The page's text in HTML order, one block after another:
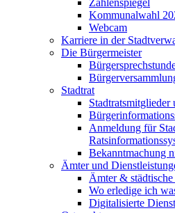
Zahlenspiegel
Kommunalwahl
Webcam
Karriere in der
Die Bürgermeister
Stadtrat
Anmeldung für
Bekanntmachung
Ämter und
Ämter &
Wo erledige ich
Digitalisierte